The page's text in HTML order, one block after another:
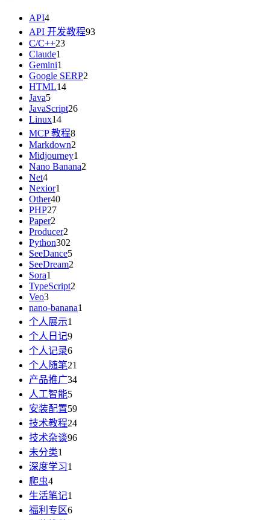
API4
API 开发教程93
C/C++23
Claude1
Gemini1
Google SERP2
HTML14
Java5
JavaScript26
Linux14
MCP 教程8
Markdown2
Midjourney1
Nano Banana2
Net4
Nexior1
Other40
PHP27
Paper2
Producer2
Python302
SeeDance5
SeeDream2
Sora1
TypeScript2
Veo3
nano-banana1
个人展示1
个人日记9
个人记录6
个人随笔21
产品推广34
人工智能5
安装配置59
技术教程24
技术杂谈96
未分类1
深度学习1
爬虫4
生活笔记1
福利专区6